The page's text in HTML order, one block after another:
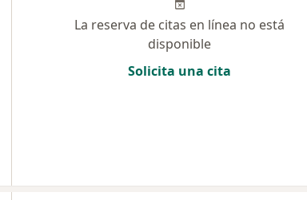
La reserva de citas en línea no está
disponible
Solicita una cita